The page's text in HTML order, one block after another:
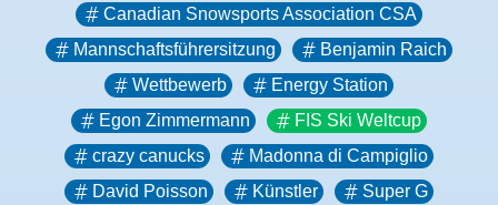
Canadian Snowsports Association CSA
Mannschaftsführersitzung
Benjamin Raich
Wettbewerb
Energy Station
Egon Zimmermann
FIS Ski Weltcup
crazy canucks
Madonna di Campiglio
David Poisson
Künstler
Super G